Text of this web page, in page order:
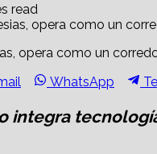
read
opera como un
Share
WhatsApp
integra